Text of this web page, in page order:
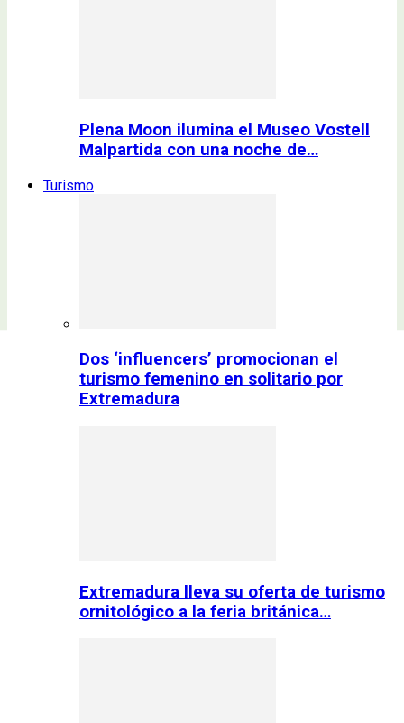
Plena Moon ilumina el Museo Vostell
Malpartida con una noche de…
Turismo
Dos ‘influencers’ promocionan el
turismo femenino en solitario por
Extremadura
Extremadura lleva su oferta de turismo
ornitológico a la feria británica…